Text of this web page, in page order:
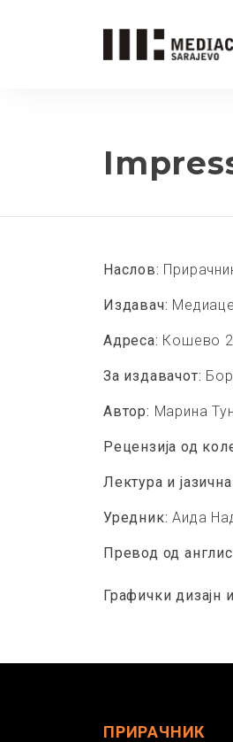
Наслов:
Издавач:
Адреса: Кошево
За издавачот:
Автор: Марина
Pецензија од
Лектура и
Уредник:Аида
Превод од
Графички дизајн
ПРИРАЧНИК